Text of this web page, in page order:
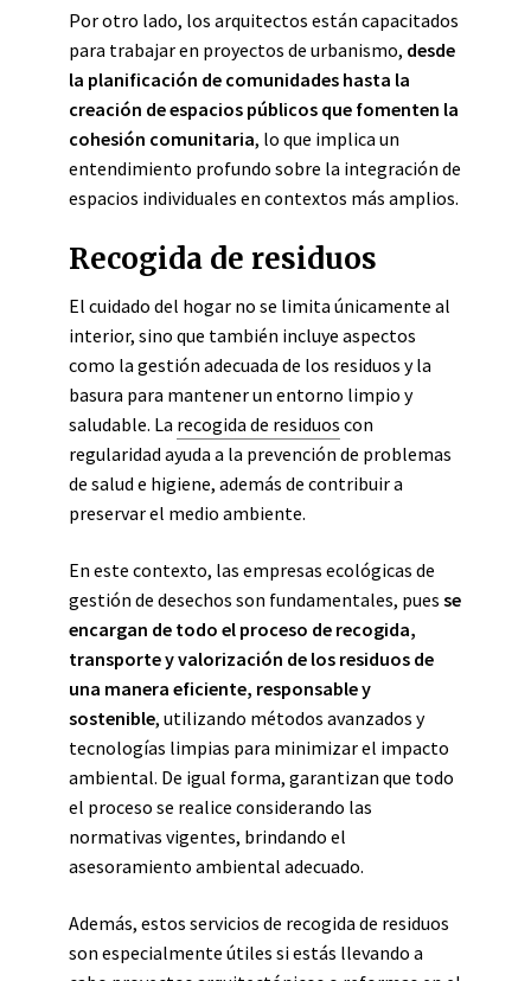
Por otro lado, los arquitectos están capacitados
para trabajar en proyectos de urbanismo, desde
la planificación de comunidades hasta la
creación de espacios públicos que fomenten la
cohesión comunitaria, lo que implica un
entendimiento profundo sobre la integración de
espacios individuales en contextos más amplios.
Recogida de residuos
El cuidado del hogar no se limita únicamente al
interior, sino que también incluye aspectos
como la gestión adecuada de los residuos y la
basura para mantener un entorno limpio y
saludable. La recogida de residuos con
regularidad ayuda a la prevención de problemas
de salud e higiene, además de contribuir a
preservar el medio ambiente.
En este contexto, las empresas ecológicas de
gestión de desechos son fundamentales, pues se
encargan de todo el proceso de recogida,
transporte y valorización de los residuos de
una manera eficiente, responsable y
sostenible, utilizando métodos avanzados y
tecnologías limpias para minimizar el impacto
ambiental. De igual forma, garantizan que todo
el proceso se realice considerando las
normativas vigentes, brindando el
asesoramiento ambiental adecuado.
Además, estos servicios de recogida de residuos
son especialmente útiles si estás llevando a